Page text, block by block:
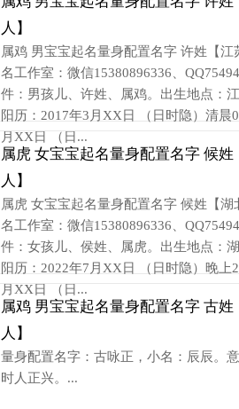
人】
属鸡 男宝宝起名量身配置名字 许姓【
名工作室：微信15380896336、
件：男孩儿、许姓、属鸡。出生地点：
阳历：2017年3月XX日 （日时隐）清晨
月XX日 （日...
属虎 女宝宝起名量身配置名字 候
人】
属虎 女宝宝起名量身配置名字 候姓【
名工作室：微信15380896336、
件：女孩儿、侯姓、属虎。出生地点：
阳历：2022年7月XX日 （日时隐）晚上
月XX日 （日...
属鸡 男宝宝起名量身配置名字 古
人】
量身配置名字：古咏正，小名：辰辰。
时人正兴。...